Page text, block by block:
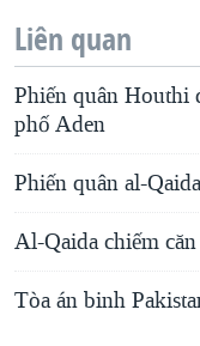
Liên quan
Phiến quân Houthi
phố Aden
Phiến quân al-
Al-Qaida chiếm
Tòa án binh